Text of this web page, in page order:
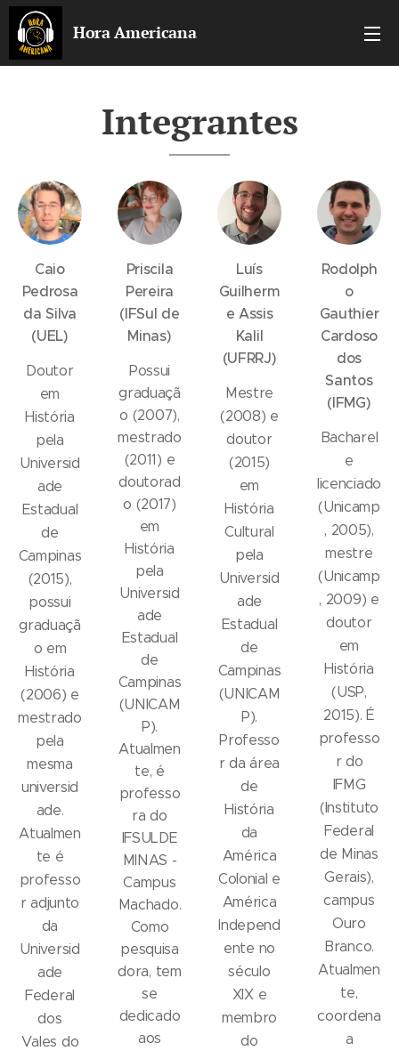
Hora Americana
Integrantes
Caio
Pedrosa
da Silva
(UEL)
Doutor
em
História
pela
Universid
ade
Estadual
de
Campinas
(2015),
possui
graduaçã
o em
História
(2006) e
mestrado
pela
mesma
universid
ade.
Atualmen
te é
professo
r adjunto
da
Universid
ade
Federal
dos
Vales do
Priscila
Pereira
(IFSul de
Minas)
Possui
graduaçã
o (2007),
mestrado
(2011) e
doutorad
o (2017)
em
História
pela
Universid
ade
Estadual
de
Campinas
(UNICAM
P).
Atualmen
te, é
professo
ra do
IFSULDE
MINAS -
Campus
Machado.
Como
pesquisa
dora, tem
se
dedicado
aos
Luís
Guilherm
e Assis
Kalil
(UFRRJ)
Mestre
(2008) e
doutor
(2015)
em
História
Cultural
pela
Universid
ade
Estadual
de
Campinas
(UNICAM
P).
Professo
r da área
de
História
da
América
Colonial e
América
Independ
ente no
século
XIX e
membro
do
Rodolph
o
Gauthier
Cardoso
dos
Santos
(IFMG)
Bacharel
e
licenciado
(Unicamp
, 2005),
mestre
(Unicamp
, 2009) e
doutor
em
História
(USP,
2015). É
professo
r do
IFMG
(Instituto
Federal
de Minas
Gerais),
campus
Ouro
Branco.
Atualmen
te,
coordena
a